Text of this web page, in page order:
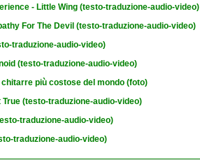
- Little Wing (testo-traduzione-audio-video)
For The Devil (testo-traduzione-audio-video)
traduzione-audio-video)
(testo-traduzione-audio-video)
più costose del mondo (foto)
True (testo-traduzione-audio-video)
traduzione-audio-video)
traduzione-audio-video)